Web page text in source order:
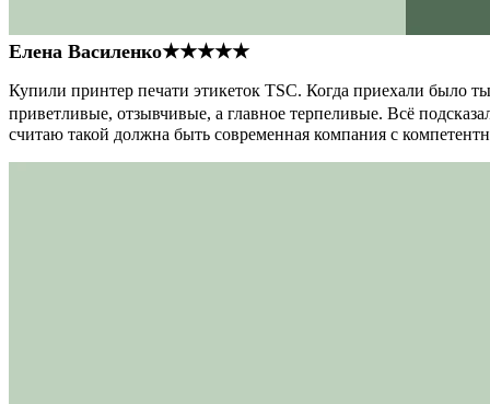
Елена Василенко★★★★★
Купили принтер печати этикеток TSC. Когда приехали было
приветливые, отзывчивые, а главное терпеливые. Всё
считаю такой должна быть современная компания с